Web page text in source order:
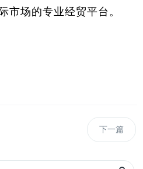
市场的专业经贸平台。
下一篇